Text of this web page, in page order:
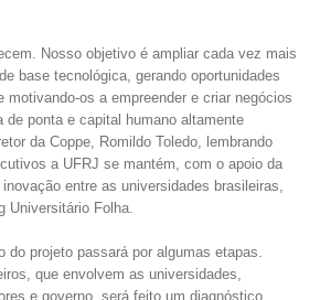
Nosso objetivo é ampliar cada vez mais
base tecnológica, gerando oportunidades
motivando-os a empreender e criar negócios
de ponta e capital humano altamente
da Coppe, Romildo Toledo, lembrando
a UFRJ se mantém, com o apoio da
entre as universidades brasileiras,
Universitário Folha.
do projeto passará por algumas etapas.
que envolvem as universidades,
e governo, será feito um diagnóstico,